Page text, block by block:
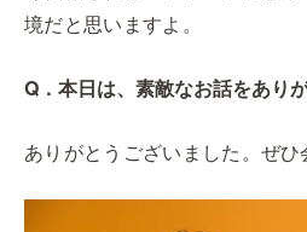
境だと思いますよ。
Q．本日は、素敵なお話をあり
ありがとうございました。ぜひ